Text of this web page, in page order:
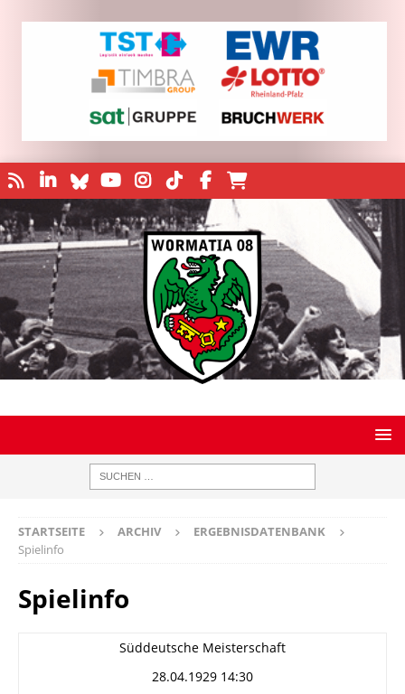
STARTSEITE ARCHIV
ERGEBNISDATENBANK
Spielinfo
Spielinfo
Süddeutsche Meisterschaft
28.04.1929 14:30